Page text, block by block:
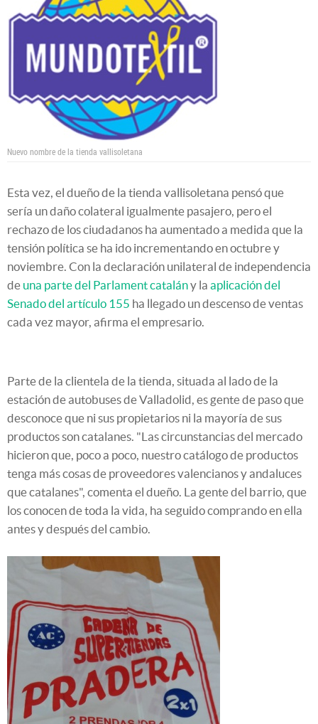
Nuevo nombre de la tienda vallisoletana
Esta vez, el dueño de la tienda vallisoletana pensó que
sería un daño colateral igualmente pasajero, pero el
rechazo de los ciudadanos ha aumentado a medida que la
tensión política se ha ido incrementando en octubre y
noviembre. Con la declaración unilateral de independencia
de una parte del Parlament catalány la aplicación del
Senado del artículo 155 ha llegado un descenso de ventas
cada vez mayor, afirma el empresario.
Parte de la clientela de la tienda, situada al lado de la
estación de autobuses de Valladolid, es gente de paso que
desconoce que ni sus propietarios ni la mayoría de sus
productos son catalanes. "Las circunstancias del mercado
hicieron que, poco a poco, nuestro catálogo de productos
tenga más cosas de proveedores valencianos y andaluces
que catalanes", comenta el dueño. La gente del barrio, que
los conocen de toda la vida, ha seguido comprando en ella
antes y después del cambio.